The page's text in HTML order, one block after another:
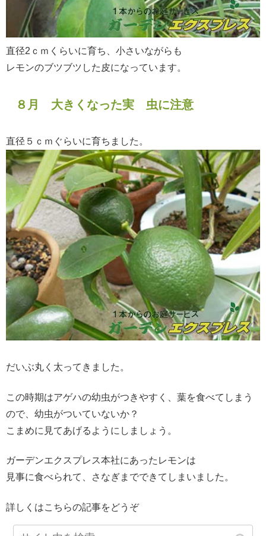
直径2ｃｍくらいに育ち、小さいながらも
レモンのブツブツした皮になっています。
８月 大きくなった実 虫に注意
直径５ｃｍぐらいに育ちました。
だいぶ丸く太ってきました。
この時期はアゲハの幼虫がつきやすく、葉を食べてしまう
ので、幼虫がついていないか？
こまめに見てあげるようにしましょう。
ガーデンエクスプレス本社にあったレモンは
見事に食べられて、さなぎまでできてしまいました。
詳しくはこちらの記事をどうぞ